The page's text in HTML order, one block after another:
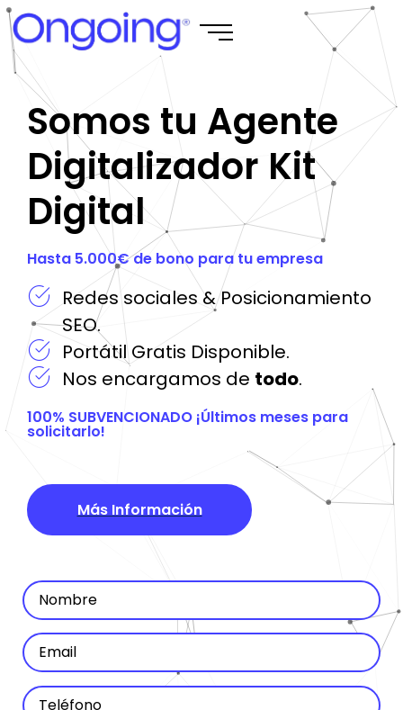
Somos tu Agente
Digitalizador Kit
Digital
Hasta 5.000€ de bono para tu empresa
Redes sociales & Posicionamiento
SEO.
Portátil Gratis Disponible.
Nos encargamos de todo.
100% SUBVENCIONADO ¡Últimos meses para
solicitarlo!
Más Información